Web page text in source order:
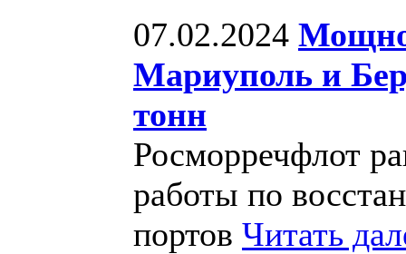
07.02.2024
Мариуполь и
тонн
Росморречфлот
работы по
портов Читать